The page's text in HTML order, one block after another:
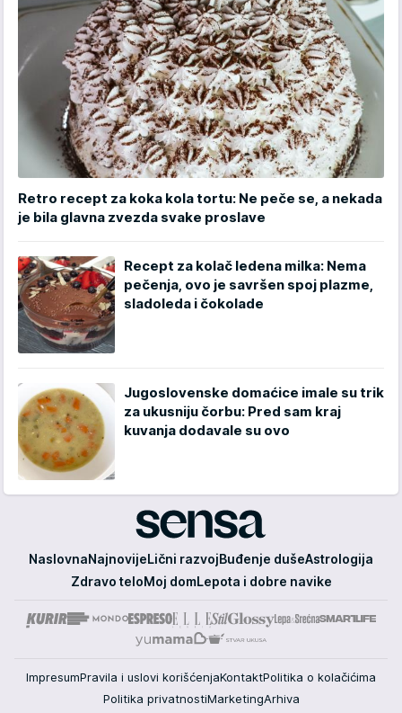
Retro recept za koka kola tortu: Ne peče se, a nekada
je bila glavna zvezda svake proslave
Recept za kolač ledena milka: Nema
pečenja, ovo je savršen spoj plazme,
sladoleda i čokolade
Jugoslovenske domaćice imale su trik
za ukusniju čorbu: Pred sam kraj
kuvanja dodavale su ovo
Sensa
NaslovnaNajnovijeLični razvojBuđenje dušeAstrologija
Zdravo teloMoj domLepota i dobre navike
ImpresumPravila i uslovi korišćenjaKontaktPolitika o kolačićima
Politika privatnostiMarketingArhiva